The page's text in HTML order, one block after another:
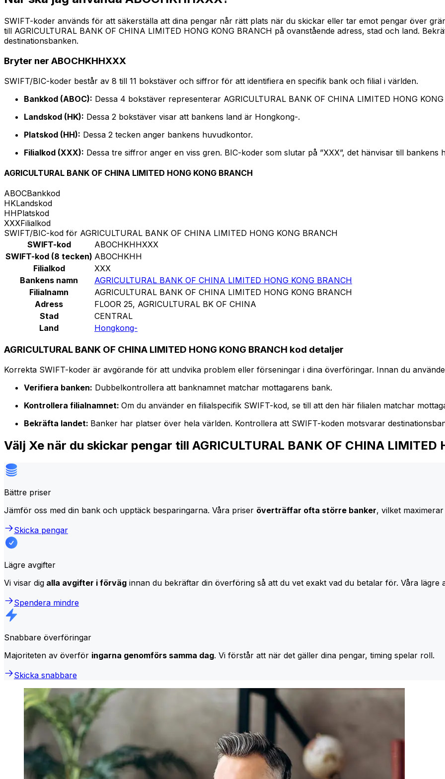
SWIFT-koder används för att säkerställa att dina pengar når rätt plats när du skickar eller tar emot pengar över
till AGRICULTURAL BANK OF CHINA LIMITED HONG KONG BRANCH på ovanstående adress, stad och land.
destinationsbanken.
Bryter ner ABOCHKHHXXX
SWIFT/BIC-koder består av 8 till 11 bokstäver och siffror för att identifiera en specifik bank och filial i världen.
Bankkod (ABOC): Dessa 4 bokstäver representerar AGRICULTURAL BANK OF CHINA LIMITED HONG
Landskod (HK): Dessa 2 bokstäver visar att bankens land är Hongkong-.
Platskod (HH): Dessa 2 tecken anger bankens huvudkontor.
Filialkod (XXX): Dessa tre siffror anger en viss gren. BIC-koder som slutar på ”XXX”, det hänvisar till bankens
AGRICULTURAL BANK OF CHINA LIMITED HONG KONG BRANCH
ABOCBankkod
HKLandskod
HHPlatskod
XXXFilialkod
SWIFT/BIC-kod för AGRICULTURAL BANK OF CHINA LIMITED HONG KONG BRANCH
SWIFT-kod
ABOCHKHHXXX
SWIFT-kod (8 tecken) ABOCHKHH
Filialkod
XXX
Bankens namn
AGRICULTURAL BANK OF CHINA LIMITED HONG KONG BRANCH
Filialnamn
AGRICULTURAL BANK OF CHINA LIMITED HONG KONG BRANCH
Adress
FLOOR 25, AGRICULTURAL BK OF CHINA
Stad
CENTRAL
Land
Hongkong-
AGRICULTURAL BANK OF CHINA LIMITED HONG KONG BRANCH kod detaljer
Korrekta SWIFT-koder är avgörande för att undvika problem eller förseningar i dina överföringar. Innan du
Verifiera banken: Dubbelkontrollera att banknamnet matchar mottagarens bank.
Kontrollera filialnamnet: Om du använder en filialspecifik SWIFT-kod, se till att den här filialen matchar
Bekräfta landet: Banker har platser över hela världen. Kontrollera att SWIFT-koden motsvarar
Välj Xe när du skickar pengar till AGRICULTURAL BANK OF CHINA LIMITED
Bättre priser
Jämför oss med din bank och upptäck besparingarna. Våra priser överträffar ofta större banker, vilket
Skicka pengar
Lägre avgifter
Vi visar dig alla avgifter i förväg innan du bekräftar din överföring så att du vet exakt vad du betalar för. Våra lägre
Spendera mindre
Snabbare överföringar
Majoriteten av överför ingarna genomförs samma dag. Vi förstår att när det gäller dina pengar, timing spelar roll.
Skicka snabbare